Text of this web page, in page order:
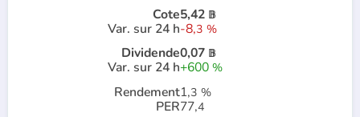
Cote5,42 𝔹
Var. sur 24 h-8,3 %
Dividende0,07 𝔹
Var. sur 24 h+600 %
Rendement1,3 %
PER77,4